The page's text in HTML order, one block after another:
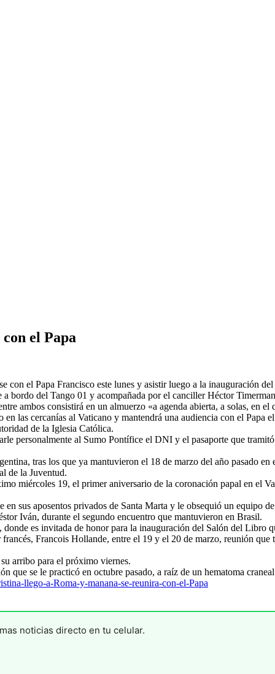
el Papa
con el Papa Francisco este lunes y asistir luego a la inauguración
bordo del Tango 01 y acompañada por el canciller Héctor
ambos consistirá en un almuerzo «a agenda abierta, a solas, en el
las cercanías al Vaticano y mantendrá una audiencia con el Papa
de la Iglesia Católica.
personalmente al Sumo Pontífice el DNI y el pasaporte que
tras los que ya mantuvieron el 18 de marzo del año pasado
de la Juventud.
miércoles 19, el primer aniversario de la coronación papal en el
sus aposentos privados de Santa Marta y le obsequió un equipo
Iván, durante el segundo encuentro que mantuvieron en Brasil.
es invitada de honor para la inauguración del Salón del Libro
Francois Hollande, entre el 19 y el 20 de marzo, reunión
arribo para el próximo viernes.
que se le practicó en octubre pasado, a raíz de un hematoma
llego-a-Roma-y-manana-se-reunira-con-el-Papa
noticias directo en tu celular.